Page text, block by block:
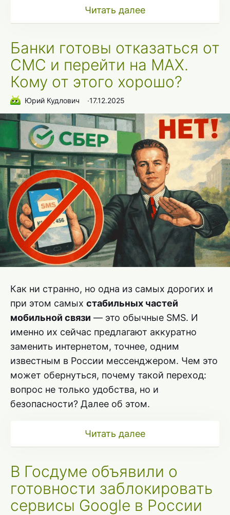
Читать далее
Банки готовы отказаться от
СМС и перейти на MAX.
Кому от этого хорошо?
Юрий Кудлович ∙17.12.2025
Как ни странно, но одна из самых дорогих и
при этом самых стабильных частей
мобильной связи — это обычные SMS. И
именно их сейчас предлагают аккуратно
заменить интернетом, точнее, одним
известным в России мессенджером. Чем это
может обернуться, почему такой переход:
вопрос не только удобства, но и
безопасности? Далее об этом.
Читать далее
В Госдуме объявили о
готовности заблокировать
сервисы Google в России